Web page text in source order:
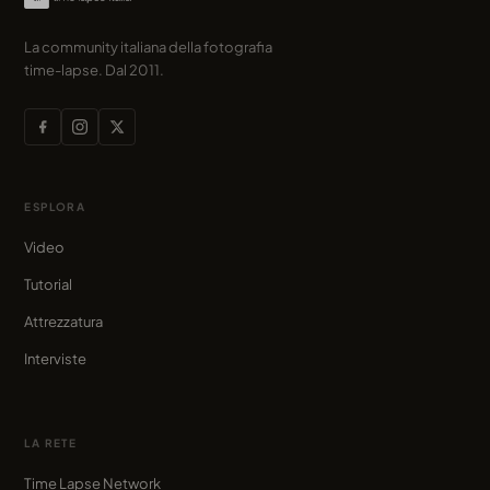
La community italiana della fotografia
time-lapse. Dal 2011.
ESPLORA
Video
Tutorial
Attrezzatura
Interviste
LA RETE
Time Lapse Network